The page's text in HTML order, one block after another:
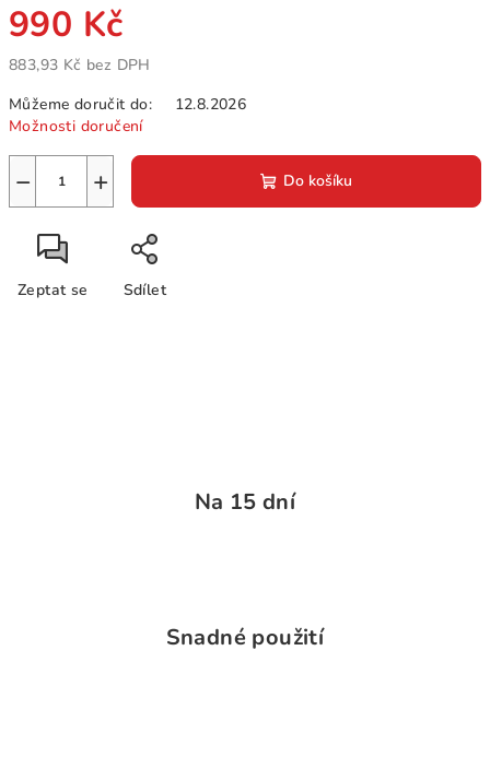
990 Kč
883,93 Kč bez DPH
cena:
Můžeme doručit do:
12.8.2026
Možnosti doručení
+
− Do košíku
Zeptat se Sdílet
Na 15 dní
Snadné použití